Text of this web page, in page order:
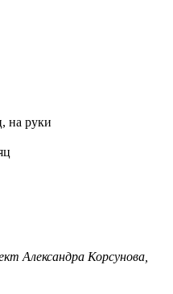
на руки
Александра Корсунова,